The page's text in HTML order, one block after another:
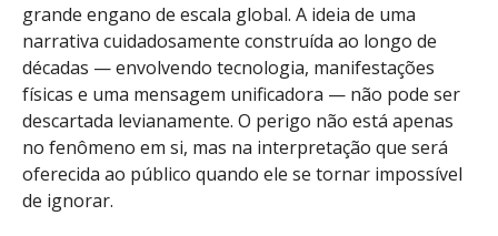
grande engano de escala global. A ideia de uma
narrativa cuidadosamente construída ao longo de
décadas — envolvendo tecnologia, manifestações
físicas e uma mensagem unificadora — não pode ser
descartada levianamente. O perigo não está apenas
no fenômeno em si, mas na interpretação que será
oferecida ao público quando ele se tornar impossível
de ignorar.